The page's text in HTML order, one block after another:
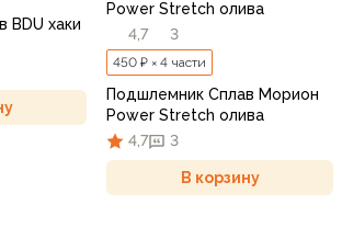
BDU хаки
Power Stretch олива
4,7
3
450 ₽ × 4 части
Подшлемник Сплав Морион
Power Stretch олива
4,7
3
В корзину